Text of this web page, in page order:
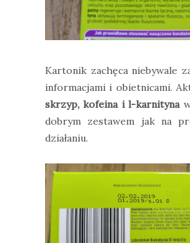
Kartonik zachęca niebywale
informacjami i obietnicami.
skrzyp, kofeina i l-karnityna
dobrym zestawem jak na
działaniu.